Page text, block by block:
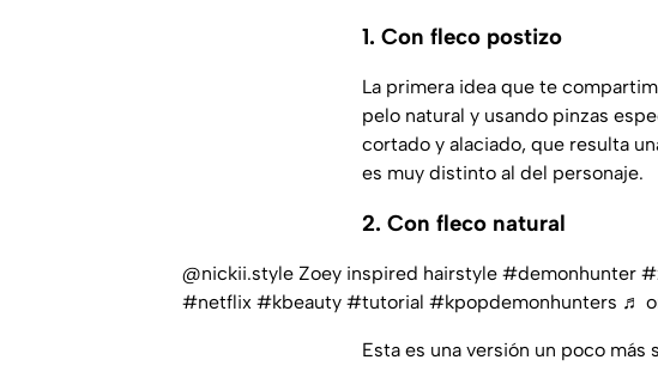
1. Con fleco postizo
La primera idea que te
pelo natural y usando pinzas
cortado y alaciado, que resulta
es muy distinto al del personaje.
2. Con fleco natural
@nickii.style Zoey inspired hairstyle #demonhunter
#netflix #kbeauty #tutorial #kpopdemonhunters ♬
Esta es una versión un poco